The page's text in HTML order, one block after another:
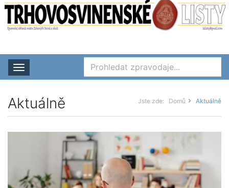
Rozbalit nabídku
Aktuálně Jste zde: Domů Aktuálně